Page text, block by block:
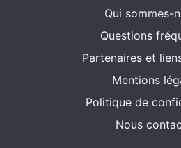
Qui sommes-
Questions
Partenaires et
Mentions
Politique de
Nous